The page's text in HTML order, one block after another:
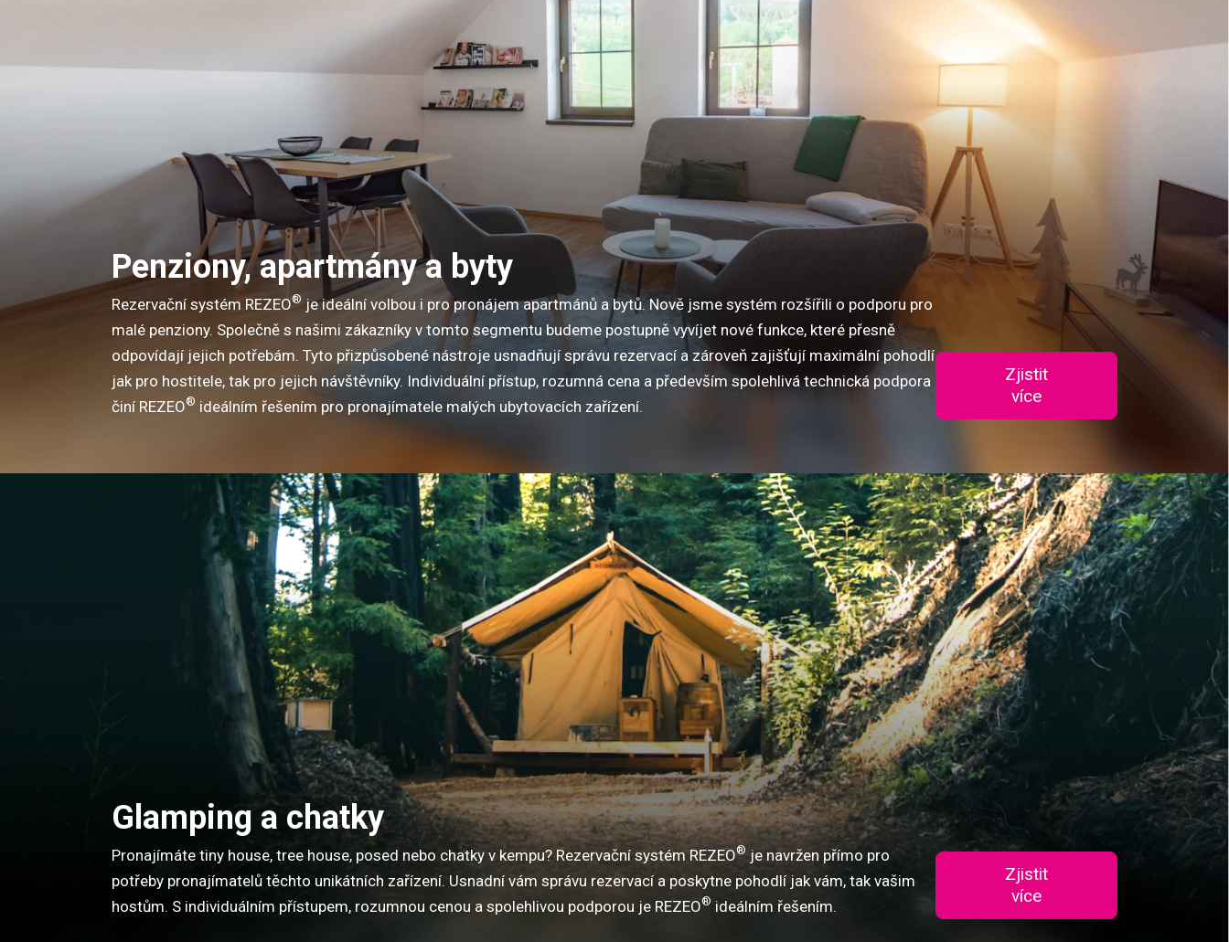
Penziony, apartmány a byty
Rezervační systém REZEO® je ideální volbou i pro pronájem apartmánů a bytů. Nově jsme systém rozšířili o podporu pro
malé penziony. Společně s našimi zákazníky v tomto segmentu budeme postupně vyvíjet nové funkce, které přesně
odpovídají jejich potřebám. Tyto přizpůsobené nástroje usnadňují správu rezervací a zároveň zajišťují maximální pohodlí
jak pro hostitele, tak pro jejich návštěvníky. Individuální přístup, rozumná cena a především spolehlivá technická podpora
činí REZEO® ideálním řešením pro pronajímatele malých ubytovacích zařízení.
Zjistit
více
Glamping a chatky
Pronajímáte tiny house, tree house, posed nebo chatky v kempu? Rezervační systém REZEO® je navržen přímo pro
potřeby pronajímatelů těchto unikátních zařízení. Usnadní vám správu rezervací a poskytne pohodlí jak vám, tak vašim
hostům. S individuálním přístupem, rozumnou cenou a spolehlivou podporou je REZEO® ideálním řešením.
Zjistit
více